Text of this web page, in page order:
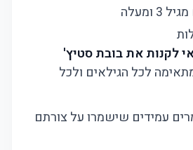
ומעלה
לכל הגילאים ולכל
עמידים שישמרו על צורתם